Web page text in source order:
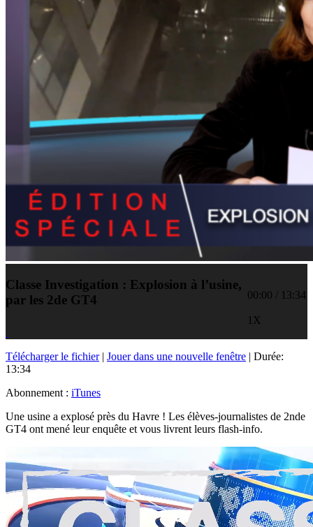
Classe Investigation : Explosion à l’usine,
par les 2de GT4
00:00 / 13:34
1X
Télécharger le fichier| Jouer dans une nouvelle fenêtre | Durée:
13:34
Abonnement : iTunes
Une usine a explosé près du Havre ! Les élèves-journalistes de 2nde
GT4 ont mené leur enquête et vous livrent leurs flash-info.